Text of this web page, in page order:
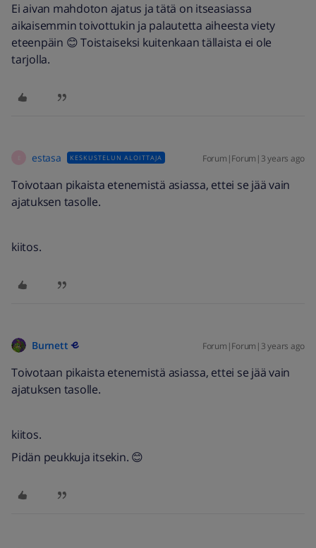
Ei aivan mahdoton ajatus ja tätä on itseasiassa
aikaisemmin toivottukin ja palautetta aiheesta viety
eteenpäin 😊 Toistaiseksi kuitenkaan tällaista ei ole
tarjolla.
estasa KESKUSTELUN ALOITTAJA Forum|Forum|3 years ago
Toivotaan pikaista etenemistä asiassa, ettei se jää vain
ajatuksen tasolle.
kiitos.
Burnett Forum|Forum|3 years ago
Toivotaan pikaista etenemistä asiassa, ettei se jää vain
ajatuksen tasolle.
kiitos.
Pidän peukkuja itsekin. 😊